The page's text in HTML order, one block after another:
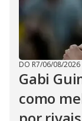
DO R7/06/08/2026
Gabi
como